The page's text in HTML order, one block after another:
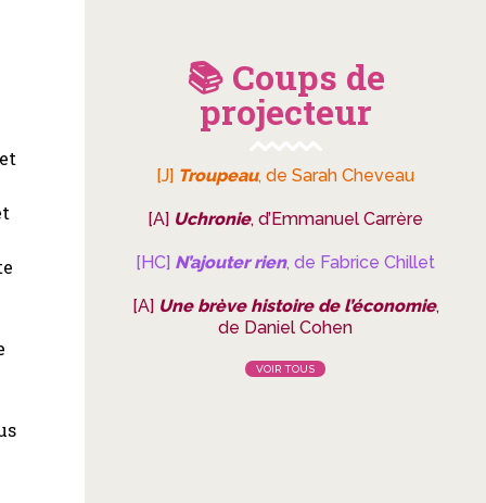
📚 Coups de
projecteur
[J] Troupeau, de Sarah Cheveau
[A] Uchronie, d’Emmanuel Carrère
[HC] N’ajouter rien, de Fabrice Chillet
[A] Une brève histoire de l’économie,
de Daniel Cohen
VOIR TOUS